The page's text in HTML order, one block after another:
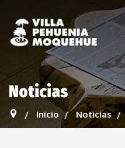
Noticias
Inicio Noticias